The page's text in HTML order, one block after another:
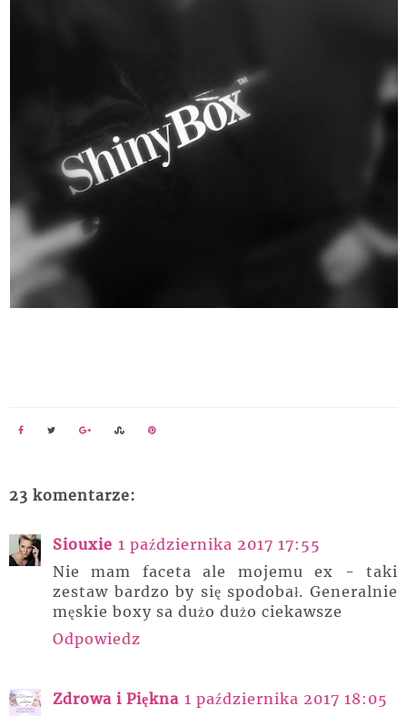
23 komentarze:
Siouxie 1 października 2017 17:55
Nie mam faceta ale mojemu ex - taki
zestaw bardzo by się spodobał. Generalnie
męskie boxy sa dużo dużo ciekawsze
Odpowiedz
Zdrowa i Piękna 1 października 2017 18:05